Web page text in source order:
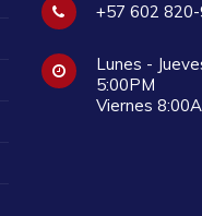
+57 602
Lunes -
5:00PM
Viernes